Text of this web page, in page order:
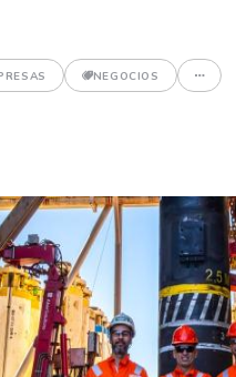
NEGOCIOS